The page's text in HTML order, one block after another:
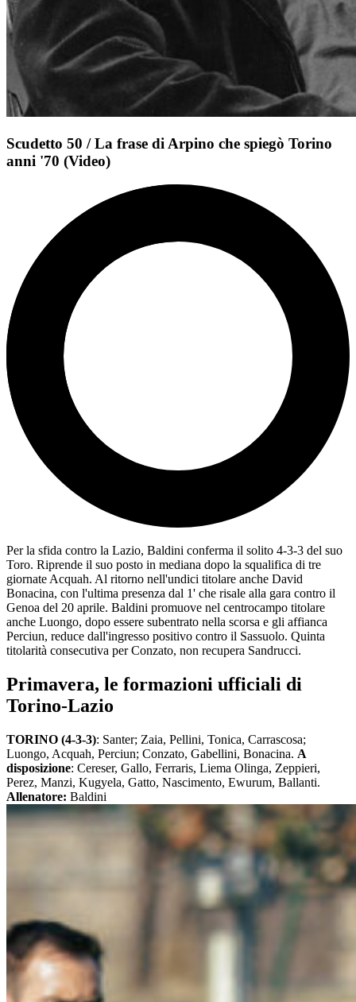
Scudetto 50 / La frase di Arpino che spiegò Torino
anni '70 (Video)
Per la sfida contro la Lazio, Baldini conferma il solito 4-3-3 del suo
Toro. Riprende il suo posto in mediana dopo la squalifica di tre
giornate Acquah. Al ritorno nell'undici titolare anche David
Bonacina, con l'ultima presenza dal 1' che risale alla gara contro il
Genoa del 20 aprile. Baldini promuove nel centrocampo titolare
anche Luongo, dopo essere subentrato nella scorsa e gli affianca
Perciun, reduce dall'ingresso positivo contro il Sassuolo. Quinta
titolarità consecutiva per Conzato, non recupera Sandrucci.
Primavera, le formazioni ufficiali di
Torino-Lazio
TORINO (4-3-3): Santer; Zaia, Pellini, Tonica, Carrascosa;
Luongo, Acquah, Perciun; Conzato, Gabellini, Bonacina. A
disposizione: Cereser, Gallo, Ferraris, Liema Olinga, Zeppieri,
Perez, Manzi, Kugyela, Gatto, Nascimento, Ewurum, Ballanti.
Allenatore: Baldini